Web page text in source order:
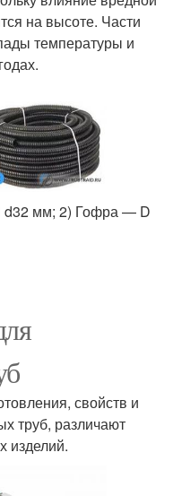
на высоте. Части
температуры и
d32 мм; 2) Гофра — D
свойств и
труб, различают
изделий.